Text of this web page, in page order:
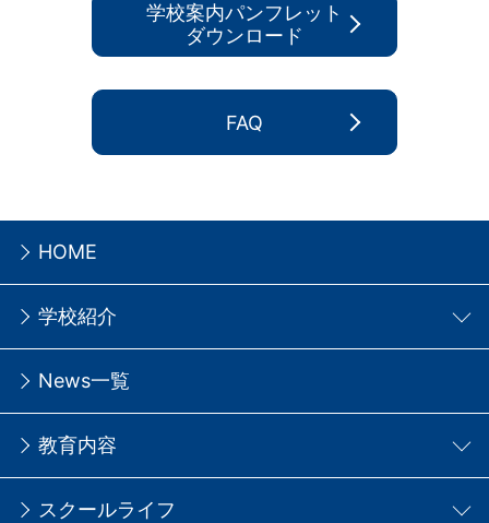
学校案内パンフレット
ダウンロード
FAQ
HOME
学校紹介
News一覧
教育内容
スクールライフ